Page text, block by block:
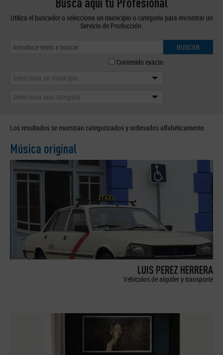
Utiliza el buscador o selecciona un municipio o categoría para encontrar un
Servicio de Producción.
BUSCAR
Contenido exacto
Selecciona un municipio
Selecciona una categoría
Los resultados se muestran categorizados y ordenados alfabéticamente.
Música original
LUIS PEREZ HERRERA
Vehículos de alquiler y transporte